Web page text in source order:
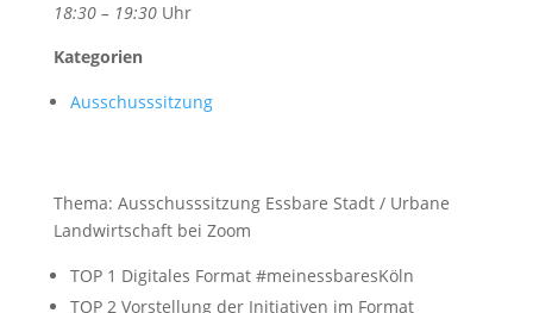
18:30 – 19:30Uhr
Kategorien
Ausschusssitzung
Thema: Ausschusssitzung Essbare Stadt / Urbane
Landwirtschaft bei Zoom
TOP 1 Digitales Format #meinessbaresKöln
TOP 2 Vorstellung der Initiativen im Format